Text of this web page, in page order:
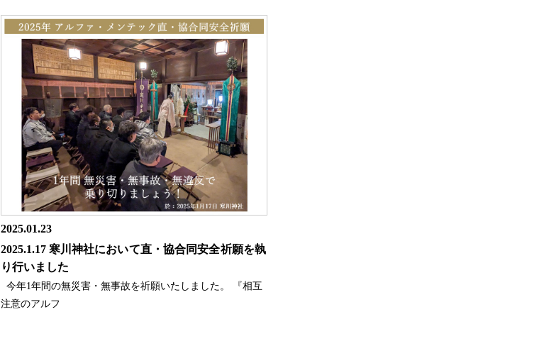
2025.01.23
2025.1.17 寒川神社において直・協合同安全祈願を執
り行いました
今年1年間の無災害・無事故を祈願いたしました。 『相互
注意のアルフ